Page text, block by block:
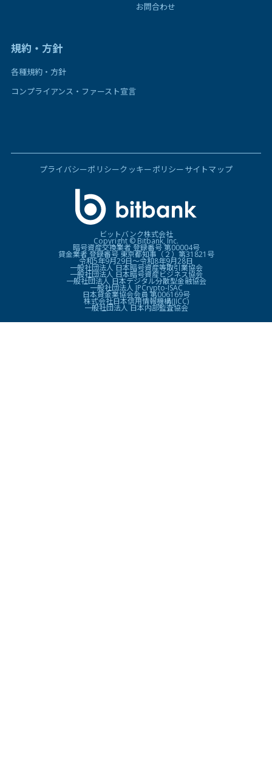
お問合わせ
規約・方針
各種規約・方針
コンプライアンス・ファースト宣言
プライバシーポリシークッキーポリシーサイトマップ
ビットバンク株式会社
Copyright © Bitbank, Inc.
暗号資産交換業者 登録番号 第00004号
貸金業者 登録番号 東京都知事（２）第31821号
令和5年9月29日〜令和8年9月28日
一般社団法人 日本暗号資産等取引業協会
一般社団法人 日本暗号資産ビジネス協会
一般社団法人 日本デジタル分散型金融協会
一般社団法人 JPCrypto-ISAC
日本貸金業協会会員 第006169号
株式会社日本信用情報機構(JICC)
一般社団法人 日本内部監査協会